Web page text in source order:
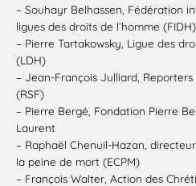
– Souhayr Belhassen, Fédération
ligues des droits de l’homme (FIDH)
– Pierre Tartakowsky, Ligue des
(LDH)
– Jean-François Julliard,
(RSF)
– Pierre Bergé, Fondation Pierre
Laurent
– Raphaël Chenuil-Hazan,
la peine de mort (ECPM)
– François Walter, Action des